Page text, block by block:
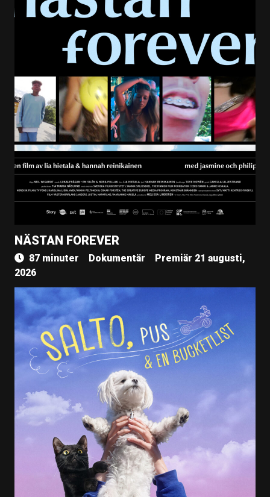
NÄSTAN FOREVER
87 minuter Dokumentär
Premiär 21 augusti,
2026